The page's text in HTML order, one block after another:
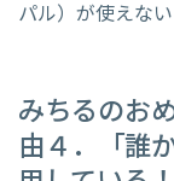
パル）が使えな
みちるのお
由４．「誰